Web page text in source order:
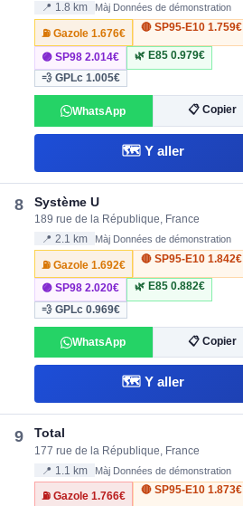
📍 1.8 km Màj Données de démonstration
⛽ Gazole1.676€
🔴 SP95-E10 1.759€
🟣 SP982.014€ 🌿 E85 0.979€
💨 GPLc1.005€
WhatsApp 📋 Copier
🗺️ Y aller
8 Système U
189 rue de la République, France
📍 2.1 km Màj Données de démonstration
⛽ Gazole1.692€
🔴 SP95-E10 1.842€
🟣 SP982.020€ 🌿 E85 0.882€
💨 GPLc0.969€
WhatsApp 📋 Copier
🗺️ Y aller
9 Total
177 rue de la République, France
📍 1.1 km Màj Données de démonstration
⛽ Gazole1.766€
🔴 SP95-E10 1.873€